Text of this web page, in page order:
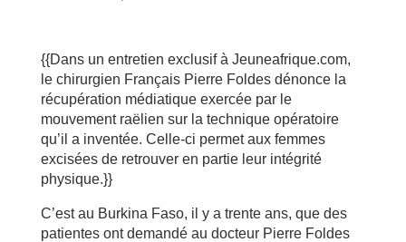
{{Dans un entretien exclusif à Jeuneafrique.com,
le chirurgien Français Pierre Foldes dénonce la
récupération médiatique exercée par le
mouvement raëlien sur la technique opératoire
qu’il a inventée. Celle-ci permet aux femmes
excisées de retrouver en partie leur intégrité
physique.}}
C’est au Burkina Faso, il y a trente ans, que des
patientes ont demandé au docteur Pierre Foldes